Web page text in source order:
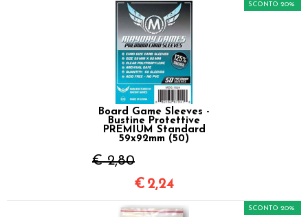
Board Game Sleeves -
Bustine Protettive
PREMIUM Standard
59x92mm (50)
€ 2,80
SCONTO 20%
€ 2,24
SCONTO 20%